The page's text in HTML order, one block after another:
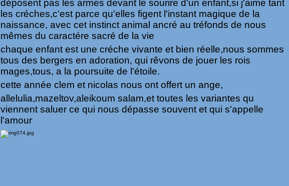
déposent pas les armes devant le sourire d'un enfant,si j'aime tant
les créches,c'est parce qu'elles figent l'instant magique de la
naissance, avec cet instinct animal ancré au tréfonds de nous
mêmes du caractére sacré de la vie
chaque enfant est une créche vivante et bien réelle,nous sommes
tous des bergers en adoration, qui rêvons de jouer les rois
mages,tous, a la poursuite de l'étoile.
cette année clem et nicolas nous ont offert un ange,
allelulia,mazeltov,aleikoum salam,et toutes les variantes qu
viennent saluer ce qui nous dépasse souvent et qui s'appelle
l'amour